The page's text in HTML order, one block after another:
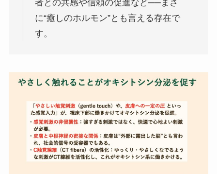
者との共感や信頼の促進など──まさ
に“癒しのホルモン”とも言える存在で
す。